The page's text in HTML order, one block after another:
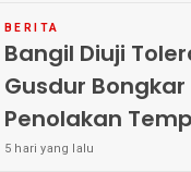
BERITA
Bangil Diuji
Gusdur
Penolakan
5 hari yang lalu